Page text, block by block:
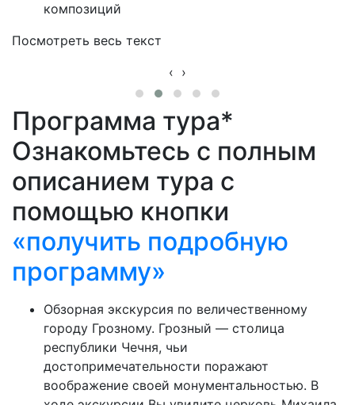
композиций
Посмотреть весь текст
‹ ›
Программа тура*
Ознакомьтесь с полным
описанием тура с
помощью кнопки
«получить подробную
программу»
Обзорная экскурсия по величественному
городу Грозному. Грозный — столица
республики Чечня, чьи
достопримечательности поражают
воображение своей монументальностью. В